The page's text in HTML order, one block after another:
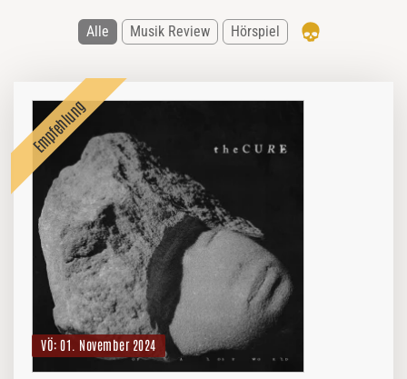
Alle Musik Review Hörspiel
VÖ: 01. November 2024